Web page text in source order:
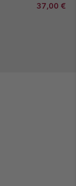
Minimum
37,00 €